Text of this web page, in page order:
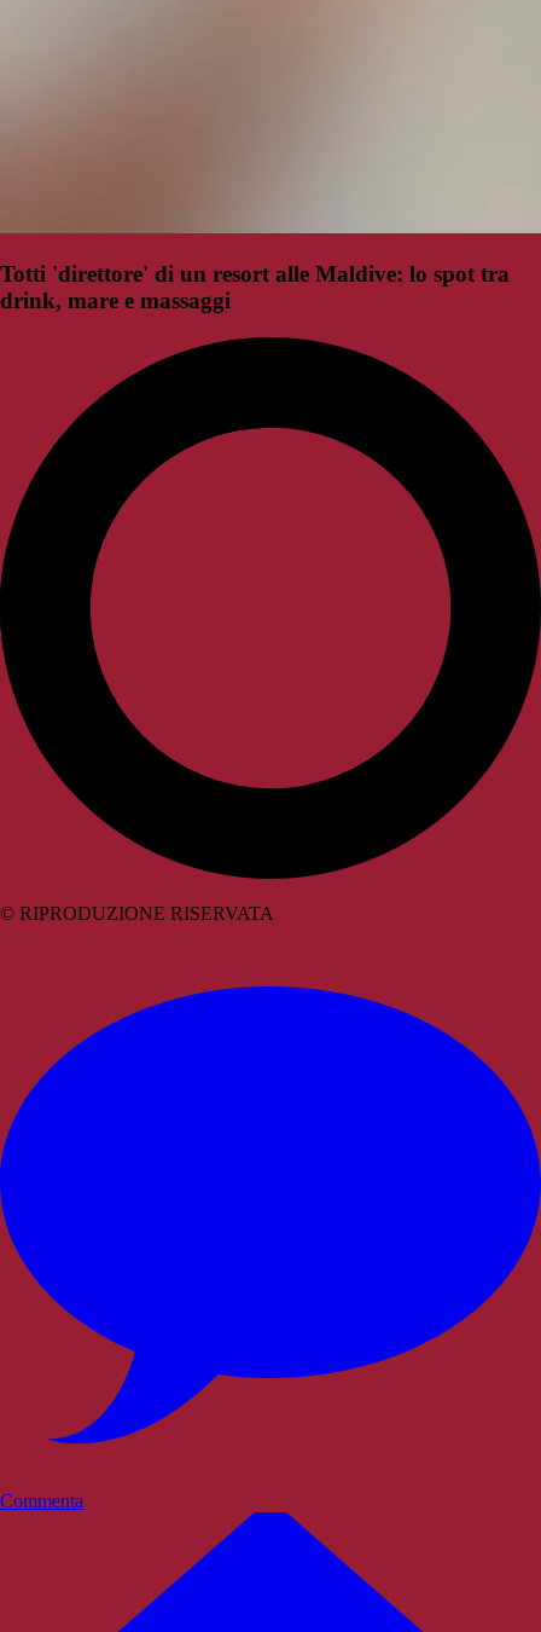
Totti 'direttore' di un resort alle Maldive: lo spot tra
drink, mare e massaggi
© RIPRODUZIONE RISERVATA
Commenta